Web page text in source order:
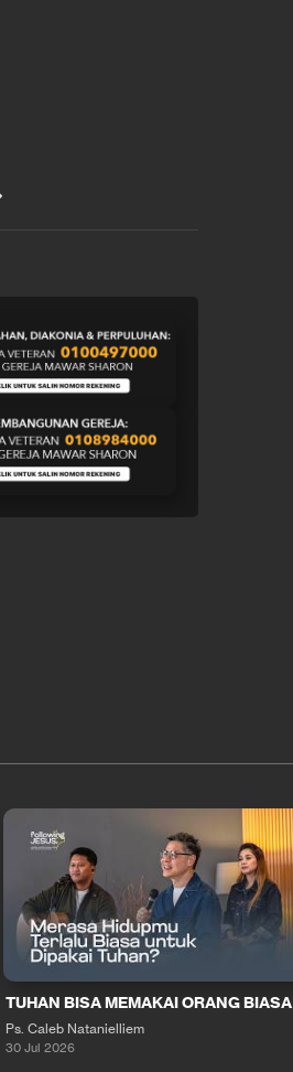
TUHAN BISA MEMAKAI ORANG BIASA
Ps. Caleb Natanielliem
30 Jul 2026